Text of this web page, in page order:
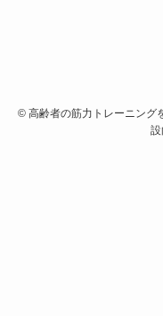
© 高齢者の筋力トレーニング